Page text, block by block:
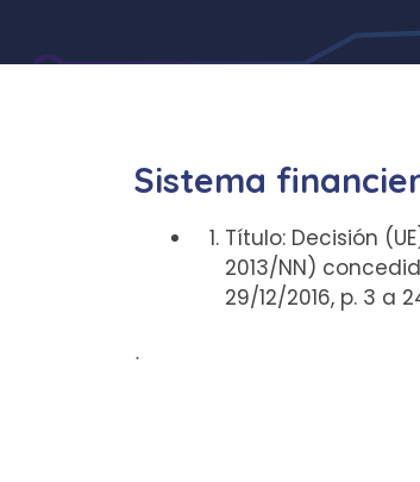
Sistema
Título: Decisión
2013/NN)
29/12/2016, p. 3 a
ᐧ